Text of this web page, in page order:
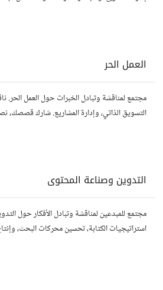
العمل الحر
مجتمع لمناقشة وتبادل الخبرات حول العمل الحر.
التسويق الذاتي، وإدارة المشاريع. شارك قصصك،
التدوين وصناعة المحتوى
مجتمع للمبدعين لمناقشة وتبادل الأفكار حول
استراتيجيات الكتابة، تحسين محركات البحث،